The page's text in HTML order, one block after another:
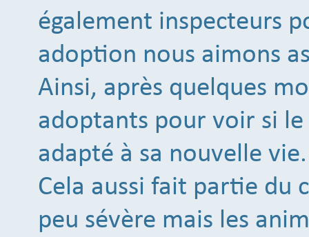
également inspecteurs
adoption nous aimons
Ainsi, après quelques
adoptants pour voir si
adapté à sa nouvelle vie.
Cela aussi fait partie du
peu sévère mais les